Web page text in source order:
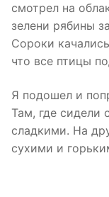
смотрел на
зелени рябины
Сороки
что все птицы
Я подошел и
Там, где сидели
сладкими. На
сухими и